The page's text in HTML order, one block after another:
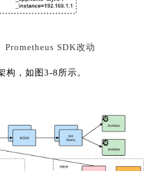
Prometheus SDK改动
构，如图3-8所示。